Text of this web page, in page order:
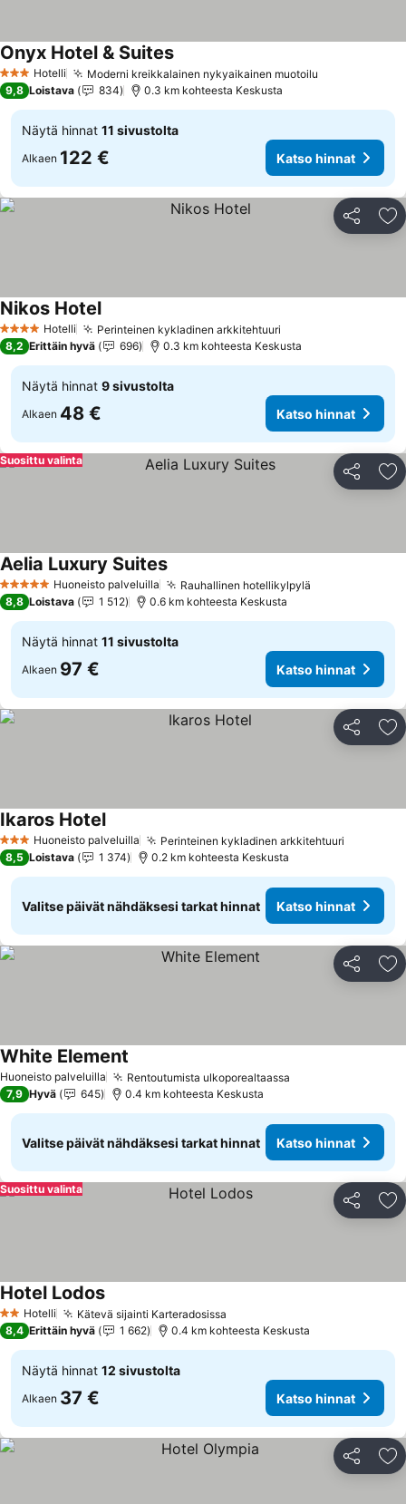
3 Tähtiluokitus
Hotelli Moderni kreikkalainen nykyaikainen muotoilu
Onyx Hotel & Suites
9,8 Loistava 834 0.3 km kohteesta Keskusta
Näytä hinnat 11 sivustolta
Alkaen 122 € Katso hinnat
Jaa
4 Tähtiluokitus
Hotelli Perinteinen kykladinen arkkitehtuuri
Nikos Hotel
8,2 Erittäin hyvä 696 0.3 km kohteesta Keskusta
Näytä hinnat 9 sivustolta
Alkaen 48 € Katso hinnat
Jaa
Suosittu valinta
5 TähtiluokitusHuoneisto palveluilla Rauhallinen hotellikylpylä
Aelia Luxury Suites
8,8 Loistava 1 512 0.6 km kohteesta Keskusta
Näytä hinnat 11 sivustolta
Alkaen 97 € Katso hinnat
Jaa
3 Tähtiluokitus
Huoneisto palveluilla Perinteinen kykladinen arkkitehtuuri
Ikaros Hotel
8,5 Loistava 1 374 0.2 km kohteesta Keskusta
Valitse päivät nähdäksesi tarkat hinnat Katso hinnat
Jaa
Huoneisto palveluilla Rentoutumista ulkoporealtaassa
White Element
7,9 Hyvä 645 0.4 km kohteesta Keskusta
Valitse päivät nähdäksesi tarkat hinnat Katso hinnat
Jaa
Suosittu valinta
2 Tähtiluokitus
Hotelli Kätevä sijainti Karteradosissa
Hotel Lodos
8,4 Erittäin hyvä 1 662 0.4 km kohteesta Keskusta
Näytä hinnat 12 sivustolta
Alkaen 37 € Katso hinnat
Jaa